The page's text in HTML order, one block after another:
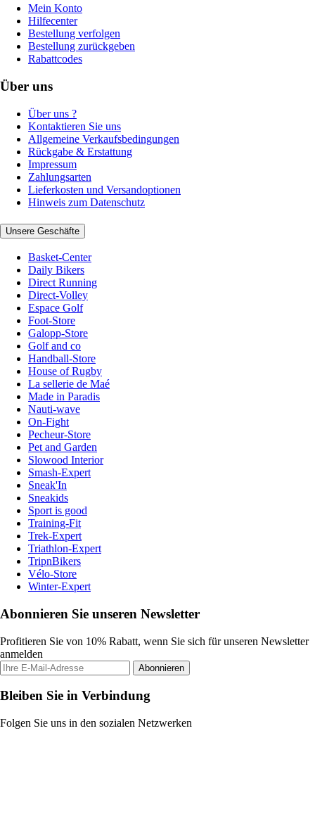
Mein Konto
Hilfecenter
Bestellung verfolgen
Bestellung zurückgeben
Rabattcodes
Über uns
Über uns ?
Kontaktieren Sie uns
Allgemeine Verkaufsbedingungen
Rückgabe & Erstattung
Impressum
Zahlungsarten
Lieferkosten und Versandoptionen
Hinweis zum Datenschutz
Unsere Geschäfte
Basket-Center
Daily Bikers
Direct Running
Direct-Volley
Espace Golf
Foot-Store
Galopp-Store
Golf and co
Handball-Store
House of Rugby
La sellerie de Maé
Made in Paradis
Nauti-wave
On-Fight
Pecheur-Store
Pet and Garden
Slowood Interior
Smash-Expert
Sneak'In
Sneakids
Sport is good
Training-Fit
Trek-Expert
Triathlon-Expert
TripnBikers
Vélo-Store
Winter-Expert
Abonnieren Sie unseren Newsletter
Profitieren Sie von 10% Rabatt, wenn Sie sich für unseren Newsletter
anmelden
Abonnieren
Bleiben Sie in Verbindung
Folgen Sie uns in den sozialen Netzwerken